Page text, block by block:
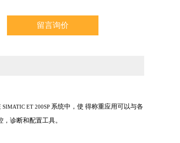
留言询价
SIMATIC ET 200SP 系统中，使 得称重应用可以与各
诊断和配置工具。